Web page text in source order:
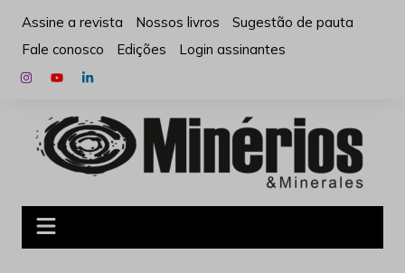
para
conteúdo
Assine a revista Nossos livros
Sugestão de pauta
Fale conosco
Edições Login assinantes